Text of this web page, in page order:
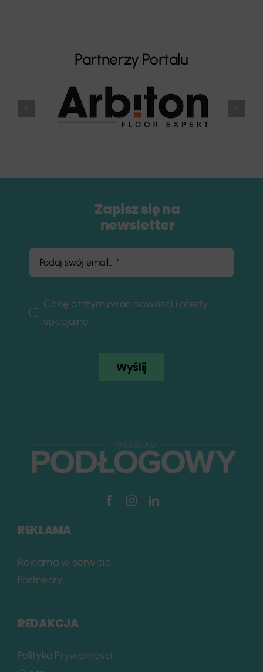
Partnerzy Portalu
Zapisz się na
newsletter
Chcę otrzymywać nowości i oferty
specjalne
Wyślij
REKLAMA
Reklama w serwisie
Partnerzy
REDAKCJA
Polityka Prywatności